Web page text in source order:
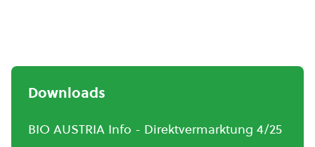
Downloads
BIO AUSTRIA Info - Direktvermarktung 4/25